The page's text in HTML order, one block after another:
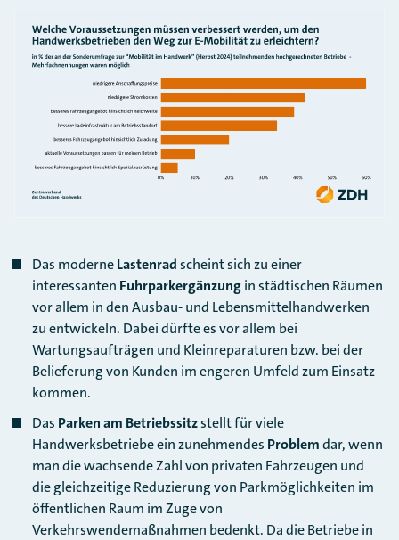
Das moderneLastenradscheint sich zu einer
interessanten Fuhrparkergänzungin städtischen Räumen
vor allem in den Ausbau- und Lebensmittelhandwerken
zu entwickeln. Dabei dürfte es vor allem bei
Wartungsaufträgen und Kleinreparaturen bzw. bei der
Belieferung von Kunden im engeren Umfeld zum Einsatz
kommen.
Das Parken am Betriebssitzstellt für viele
Handwerksbetriebe ein zunehmendes Problemdar, wenn
man die wachsende Zahl von privaten Fahrzeugen und
die gleichzeitige Reduzierung von Parkmöglichkeiten im
öffentlichen Raum im Zuge von
Verkehrswendemaßnahmen bedenkt. Da die Betriebe in